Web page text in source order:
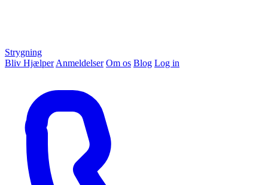
Strygning
Bliv Hjælper Anmeldelser Om os Blog Log in